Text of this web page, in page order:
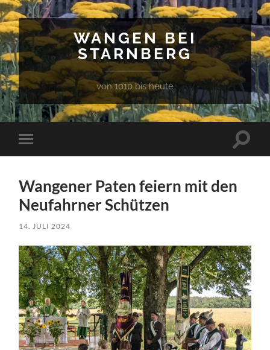
WANGEN BEI
STARNBERG
von 1010 bis heute
Mobile-
Menü
Wangener Paten feiern mit den
Neufahrner Schützen
14. JULI 2024